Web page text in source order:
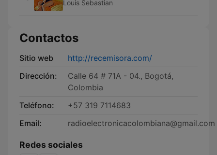
Louis Sebastian
Contactos
Sitio web
http://recemisora.com/
Dirección:
Calle 64 # 71A - 04., Bogotá,
Colombia
Teléfono:
+57 319 7114683
Email:
radioelectronicacolombiana@gmail.com
Redes sociales